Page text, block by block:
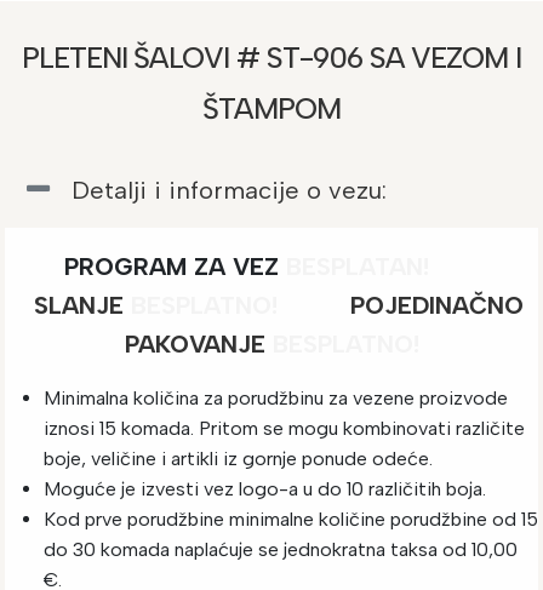
PLETENI ŠALOVI # ST-906 SA VEZOM I
ŠTAMPOM
Detalji i informacije o vezu:
PROGRAM ZA VEZ
SLANJE
POJEDINAČNO
PAKOVANJE
Minimalna količina za porudžbinu za vezene proizvode
iznosi 15 komada. Pritom se mogu kombinovati različite
boje, veličine i artikli iz gornje ponude odeće.
Moguće je izvesti vez logo-a u do 10 različitih boja.
Kod prve porudžbine minimalne količine porudžbine od 15
do 30 komada naplaćuje se jednokratna taksa od 10,00
€.